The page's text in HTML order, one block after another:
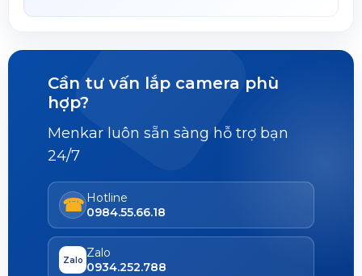
Cần tư vấn lắp camera phù
hợp?
Menkar luôn sẵn sàng hỗ trợ bạn
24/7
☎ Hotline
0984.55.66.18
Zalo Zalo
0934.252.788